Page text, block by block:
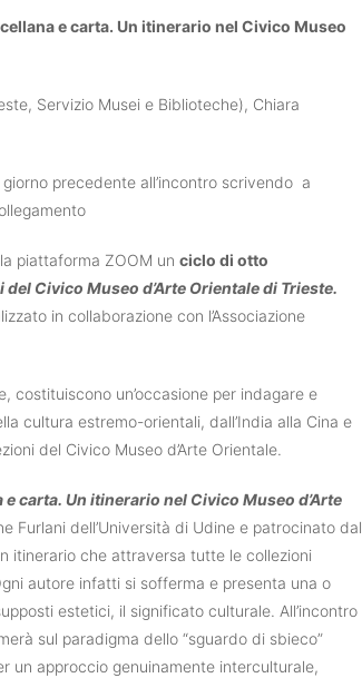
e carta. Un itinerario nel Civico Museo
Servizio Musei e Biblioteche), Chiara
precedente all’incontro scrivendo a
piattaforma ZOOM un ciclo di otto
Civico Museo d’Arte Orientale di Trieste.
in collaborazione con l’Associazione
costituiscono un’occasione per indagare e
cultura estremo-orientali, dall’India alla Cina e
del Civico Museo d’Arte Orientale.
carta. Un itinerario nel Civico Museo d’Arte
Furlani dell’Università di Udine e patrocinato dal
itinerario che attraversa tutte le collezioni
autore infatti si sofferma e presenta una o
estetici, il significato culturale. All’incontro
sul paradigma dello “sguardo di sbieco”
un approccio genuinamente interculturale,